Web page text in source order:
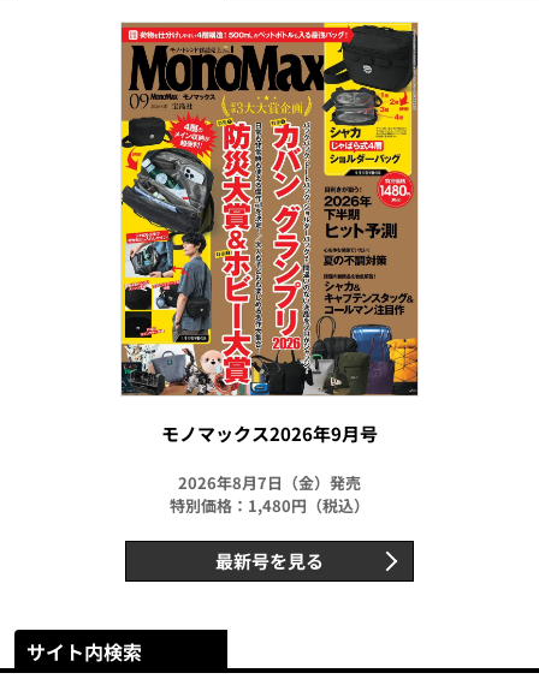
モノマックス2026年9月号
2026年8月7日（金）発売
特別価格：1,480円（税込）
最新号を見る
サイト内検索